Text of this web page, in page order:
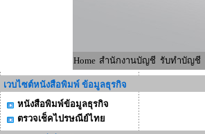
Home สำนักงานบัญชี รับทำบัญชี
เวบไซต์หนังสือพิมพ์ ข้อมูลธุรกิจ
หนังสือพิมพ์ข้อมูลธุรกิจ
ตรวจเช็คไปรษณีย์ไทย